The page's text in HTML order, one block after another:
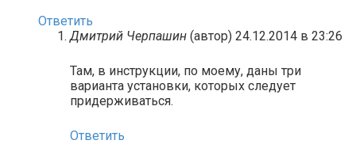
Ответить
Дмитрий Черпашин (автор) 24.12.2014 в 23:26
Там, в инструкции, по моему, даны три
варианта установки, которых следует
придерживаться.
Ответить